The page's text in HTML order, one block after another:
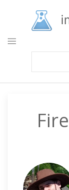
основному
содержанию